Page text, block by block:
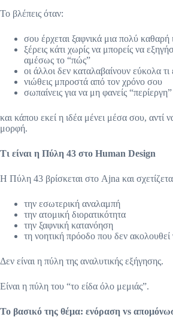
Το βλέπεις όταν:
σου έρχεται ξαφνικά μια πολύ καθαρή
ξέρεις κάτι χωρίς να μπορείς να
αμέσως το “πώς”
οι άλλοι δεν καταλαβαίνουν εύκολα τι
νιώθεις μπροστά από τον χρόνο σου
σωπαίνεις για να μη φανείς “περίεργη”
και κάπου εκεί η ιδέα μένει μέσα σου, αντί
μορφή.
Τι είναι η Πύλη 43 στο Human Design
Η Πύλη 43 βρίσκεται στο Ajna και
την εσωτερική αναλαμπή
την ατομική διορατικότητα
την ξαφνική κατανόηση
τη νοητική πρόοδο που δεν ακολουθεί
Δεν είναι η πύλη της αναλυτικής εξήγησης.
Είναι η πύλη του “το είδα όλο μεμιάς”.
Το βασικό της θέμα: ενόραση vs